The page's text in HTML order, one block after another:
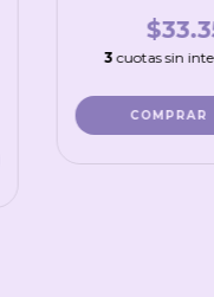
3 cuotas sin
COMPRAR